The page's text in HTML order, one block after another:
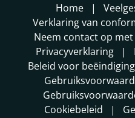
Home
Verklaring van
Neem contact op
Privacyverklaring
Beleid voor
Cookiebeleid